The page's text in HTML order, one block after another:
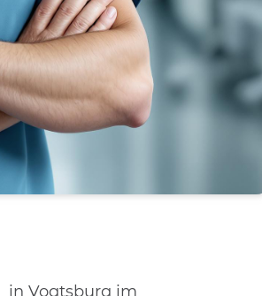
in Vogtsburg im